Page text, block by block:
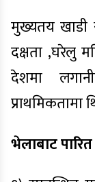
मुख्यतय खाडी
दक्षता ,घरेलु
देशमा
प्राथमिकतामा
भेलाबाट